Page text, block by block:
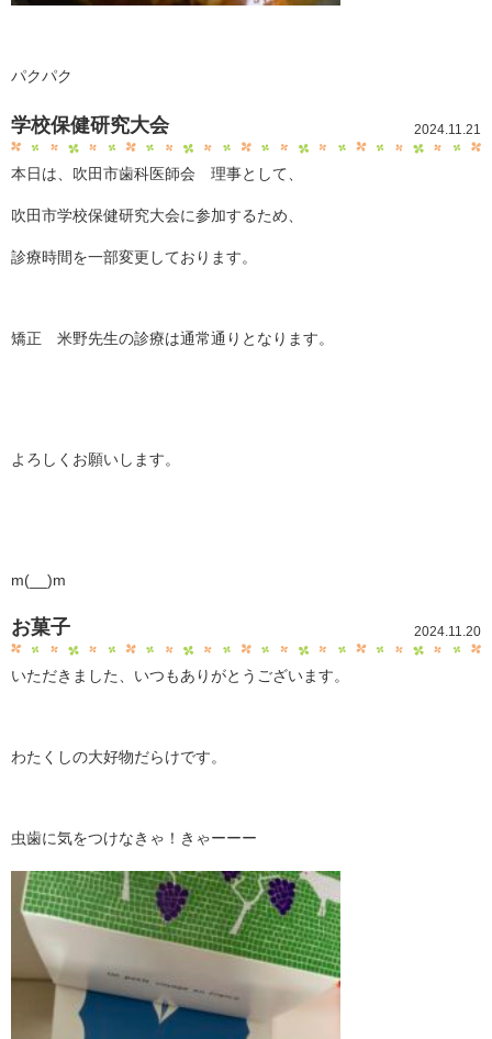
パクパク
2024.11.21
学校保健研究大会
本日は、吹田市歯科医師会 理事として、
吹田市学校保健研究大会に参加するため、
診療時間を一部変更しております。
矯正 米野先生の診療は通常通りとなります。
よろしくお願いします。
m(__)m
2024.11.20
お菓子
いただきました、いつもありがとうございます。
わたくしの大好物だらけです。
虫歯に気をつけなきゃ！きゃーーー